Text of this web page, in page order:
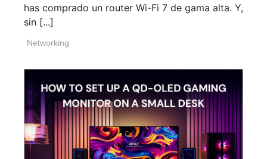
has comprado un router Wi-Fi 7 de gama alta. Y,
sin [...]
Networking